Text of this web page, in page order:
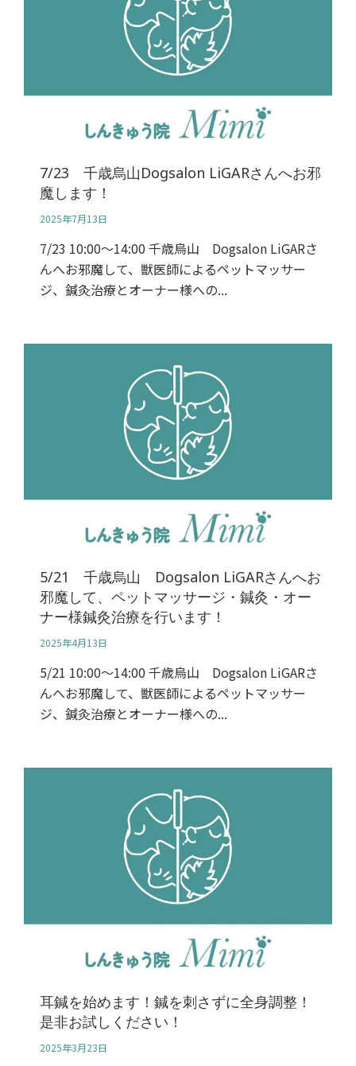
7/23 千歳烏山Dogsalon LiGARさんへお邪
魔します！
2025年7月13日
7/23 10:00～14:00 千歳烏山 Dogsalon LiGARさ
んへお邪魔して、獣医師によるペットマッサー
ジ、鍼灸治療とオーナー様への...
5/21 千歳烏山 Dogsalon LiGARさんへお
邪魔して、ペットマッサージ・鍼灸・オー
ナー様鍼灸治療を行います！
2025年4月13日
5/21 10:00～14:00 千歳烏山 Dogsalon LiGARさ
んへお邪魔して、獣医師によるペットマッサー
ジ、鍼灸治療とオーナー様への...
耳鍼を始めます！鍼を刺さずに全身調整！
是非お試しください！
2025年3月23日